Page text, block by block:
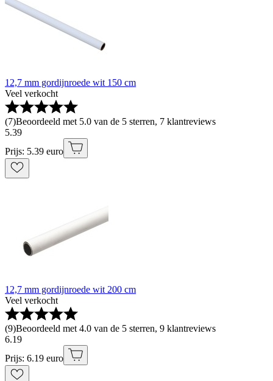
12,7 mm gordijnroede wit 150 cm
Veel verkocht
(7)Beoordeeld met 5.0 van de 5 sterren, 7 klantreviews
5.39
Prijs: 5.39 euro
12,7 mm gordijnroede wit 200 cm
Veel verkocht
(9)Beoordeeld met 4.0 van de 5 sterren, 9 klantreviews
6.19
Prijs: 6.19 euro